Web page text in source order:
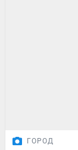
ГОРОД